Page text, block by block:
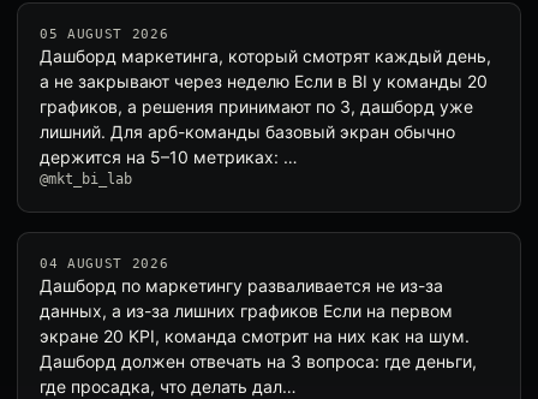
05 AUGUST 2026
Дашборд маркетинга, который смотрят каждый день,
а не закрывают через неделю Если в BI у команды 20
графиков, а решения принимают по 3, дашборд уже
лишний. Для арб-команды базовый экран обычно
держится на 5–10 метриках: …
@mkt_bi_lab
04 AUGUST 2026
Дашборд по маркетингу разваливается не из-за
данных, а из-за лишних графиков Если на первом
экране 20 KPI, команда смотрит на них как на шум.
Дашборд должен отвечать на 3 вопроса: где деньги,
где просадка, что делать дал…